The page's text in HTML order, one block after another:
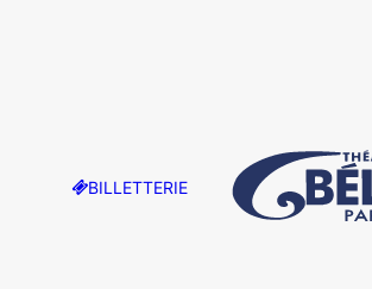
BILLETTERIE